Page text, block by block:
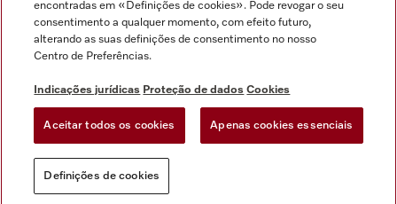
Canal de Ética
Formulário de livre resolução
encontradas em «Definições de cookies». Pode revogar o seu
consentimento a qualquer momento, com efeito futuro,
alterando as suas definições de consentimento no nosso
Centro de Preferências.
Indicações jurídicas Proteção de dados Cookies
Aceitar todos os cookies Apenas cookies essenciais
Definições de cookies